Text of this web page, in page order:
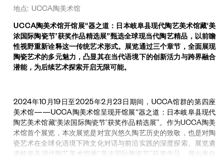
地点: UCCA陶美术馆
UCCA陶美术馆开馆展“器之道：日本岐阜县现代陶艺美术馆藏‘美
浓国际陶瓷节’获奖作品精选展”甄选全球现当代陶艺精品，以前瞻
性视野重新诠释这一传统艺术形式。展览通过三个章节，全面展现
陶瓷艺术的多元魅力，凸显其在当代语境下的创新活力与跨界融合
潜能，为后续艺术探索开启无限可能。
2024年10月19日至2025年2月23日期间，UCCA馆群的第四座
美术馆——UCCA陶美术馆呈现开馆展“器之道：日本岐阜县现代
陶艺美术馆藏‘美浓国际陶瓷节’获奖作品精选展”。作为UCCA陶美
术馆首个展览，本次展览是对宜兴悠久陶艺历史的致敬，也是对陶
瓷艺术在全球化语境下跨文化对话与前沿实践的深度探索。展览遴
选岐阜县现代陶艺美术馆藏“美浓国际陶瓷节”获奖作品，展出来自
，
5
.
5
×
1
7
1
7
.
5
c
m
（